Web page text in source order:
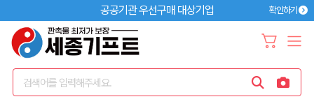
공공기관 우선구매 대상기업 확인하기
검색어를 입력해주세요.